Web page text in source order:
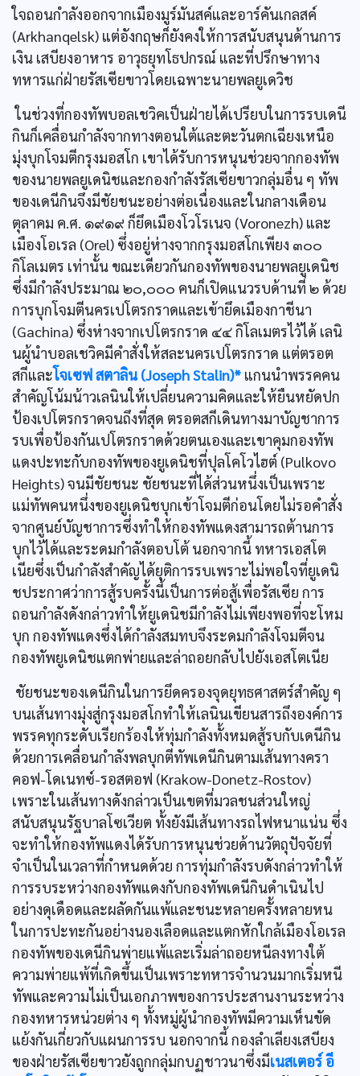
ใจถอนกำลังออกจากเมืองมูร์มันสค์และอาร์คันเกลสค์
(Arkhanqelsk) แต่อังกฤษก็ยังคงให้การสนับสนุนด้านการ
เงิน เสบียงอาหาร อาวุธยุทโธปกรณ์ และที่ปรึกษาทาง
ทหารแก่ฝ่ายรัสเซียขาวโดยเฉพาะนายพลยูเดวิช
ในช่วงที่กองทัพบอลเชวิคเป็นฝ่ายได้เปรียบในการรบเดนี
กินก็เคลื่อนกำลังจากทางตอนใต้และตะวันตกเฉียงเหนือ
มุ่งบุกโจมตีกรุงมอสโก เขาได้รับการหนุนช่วยจากกองทัพ
ของนายพลยูเดนิชและกองกำลังรัสเซียขาวกลุ่มอื่น ๆ ทัพ
ของเดนีกินจึงมีชัยชนะอย่างต่อเนื่องและในกลางเดือน
ตุลาคม ค.ศ. ๑๙๑๙ ก็ยึดเมืองโวโรเนจ (Voronezh) และ
เมืองโอเรล (Orel) ซึ่งอยู่ห่างจากกรุงมอสโกเพียง ๓๐๐
กิโลเมตร เท่านั้น ขณะเดียวกันกองทัพของนายพลยูเดนิช
ซึ่งมีกำลังประมาณ ๒๐,๐๐๐ คนก็เปิดแนวรบด้านที่ ๒ ด้วย
การบุกโจมตีนครเปโตรกราดและเข้ายึดเมืองกาชีนา
(Gachina) ซึ่งห่างจากเปโตรกราด ๔๔ กิโลเมตรไว้ได้ เลนิ
นผู้นำบอลเชวิคมีคำสั่งให้สละนครเปโตรกราด แต่ตรอต
สกีและโจเซฟ สตาลิน (Joseph Stalin)* แกนนำพรรคคน
สำคัญโน้มน้าวเลนินให้เปลี่ยนความคิดและให้ยืนหยัดปก
ป้องเปโตรกราดจนถึงที่สุด ตรอตสกีเดินทางมาบัญชาการ
รบเพื่อป้องกันเปโตรกราดด้วยตนเองและเขาคุมกองทัพ
แดงปะทะกับกองทัพของยูเดนิชที่ปุลโคโวไฮต์ (Pulkovo
Heights) จนมีชัยชนะ ชัยชนะที่ได้ส่วนหนึ่งเป็นเพราะ
แม่ทัพคนหนึ่งของยูเดนิชบุกเข้าโจมตีก่อนโดยไม่รอคำสั่ง
จากศูนย์บัญชาการซึ่งทำให้กองทัพแดงสามารถต้านการ
บุกไว้ได้และระดมกำลังตอบโต้ นอกจากนี้ ทหารเอสโต
เนียซึ่งเป็นกำลังสำคัญได้ยุติการรบเพราะไม่พอใจที่ยูเดนิ
ชประกาศว่าการสู้รบครั้งนี้เป็นการต่อสู้เพื่อรัสเซีย การ
ถอนกำลังดังกล่าวทำให้ยูเดนิชมีกำลังไม่เพียงพอที่จะโหม
บุก กองทัพแดงซึ่งได้กำลังสมทบจึงระดมกำลังโจมตีจน
กองทัพยูเดนิชแตกพ่ายและล่าถอยกลับไปยังเอสโตเนีย
ชัยชนะของเดนีกินในการยึดครองจุดยุทธศาสตร์สำคัญ ๆ
บนเส้นทางมุ่งสู่กรุงมอสโกทำให้เลนินเขียนสารถึงองค์การ
พรรคทุกระดับเรียกร้องให้ทุ่มกำลังทั้งหมดสู้รบกับเดนีกิน
ด้วยการเคลื่อนกำลังพลบุกตีทัพเดนีกินตามเส้นทางครา
คอฟ-โดเนทซ์-รอสตอฟ (Krakow-Donetz-Rostov)
เพราะในเส้นทางดังกล่าวเป็นเขตที่มวลชนส่วนใหญ่
สนับสนุนรัฐบาลโซเวียต ทั้งยังมีเส้นทางรถไฟหนาแน่น ซึ่ง
จะทำให้กองทัพแดงได้รับการหนุนช่วยด้านวัตถุปัจจัยที่
จำเป็นในเวลาที่กำหนดด้วย การทุ่มกำลังรบดังกล่าวทำให้
การรบระหว่างกองทัพแดงกับกองทัพเดนีกินดำเนินไป
อย่างดุเดือดและผลัดกันแพ้และชนะหลายครั้งหลายหน
ในการปะทะกันอย่างนองเลือดและแตกหักใกล้เมืองโอเรล
กองทัพของเดนีกินพ่ายแพ้และเริ่มล่าถอยหนีลงทางใต้
ความพ่ายแพ้ที่เกิดขึ้นเป็นเพราะทหารจำนวนมากเริ่มหนี
ทัพและความไม่เป็นเอกภาพของการประสานงานระหว่าง
กองทหารหน่วยต่าง ๆ ทั้งหมู่ผู้นำกองทัพมีความเห็นขัด
แย้งกันเกี่ยวกับแผนการรบ นอกจากนี้ กองลำเลียงเสบียง
ของฝ่ายรัสเซียขาวยังถูกกลุ่มกบฏชาวนาซึ่งมีเนสเตอร์ อี